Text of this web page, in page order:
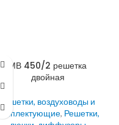
МВ 450/2 решетка
двойная
Решетки, воздуховоды и
комплектующие, Решетки,